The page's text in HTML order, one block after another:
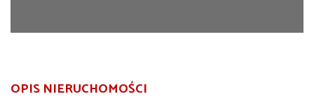
OPIS NIERUCHOMOŚCI